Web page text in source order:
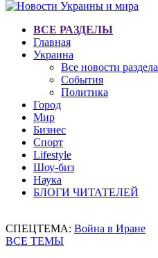
ВСЕ РАЗДЕЛЫ
Главная
Украина
Все новости раздела
События
Политика
Город
Мир
Бизнес
Спорт
Lifestyle
Шоу-биз
Наука
БЛОГИ ЧИТАТЕЛЕЙ
СПЕЦТЕМА: Война в Иране
ВСЕ ТЕМЫ